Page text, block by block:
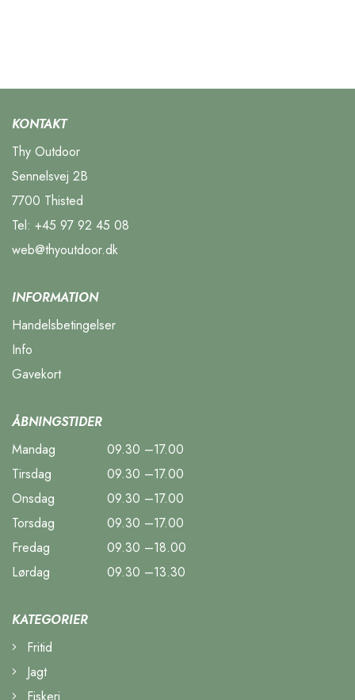
KONTAKT
Thy Outdoor
Sennelsvej 2B
7700 Thisted
Tel: +45 97 92 45 08
web@thyoutdoor.dk
INFORMATION
Handelsbetingelser
Info
Gavekort
ÅBNINGSTIDER
Mandag
09.30 –17.00
Tirsdag
09.30 –17.00
Onsdag
09.30 –17.00
Torsdag
09.30 –17.00
Fredag
09.30 –18.00
Lørdag
09.30 –13.30
KATEGORIER
Fritid
Jagt
Fiskeri